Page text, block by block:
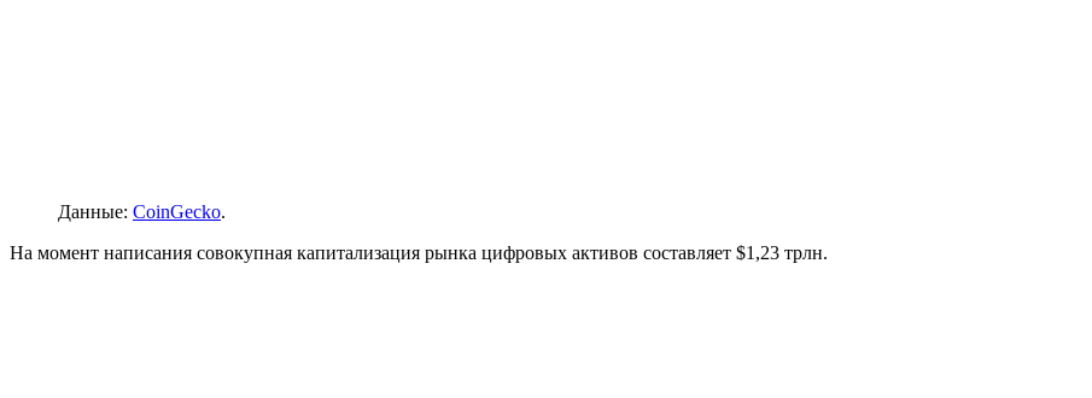
Данные: CoinGecko.
На момент написания совокупная капитализация рынка цифровых активов составляет $1,23 трлн.